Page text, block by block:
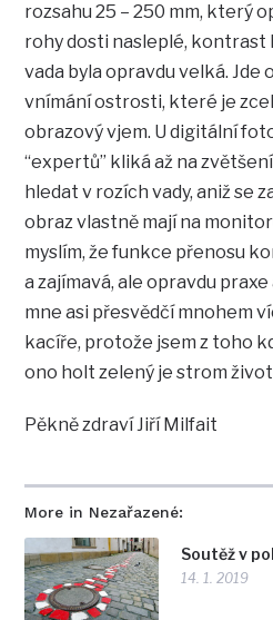
More in Nezařazené:
Soutěž v
14. 1. 2019
rozsahu 25 – 250 mm, který
rohy dosti nasleplé,
vada byla opravdu velká.
vnímání ostrosti, které je
obrazový vjem. U digitální
“expertů” kliká až na
hledat v rozích vady, aniž se
obraz vlastně mají na
myslím, že funkce přenosu
a zajímavá, ale opravdu
mne asi přesvědčí mnohem
kacíře, protože jsem z toho
ono holt zelený je strom
Pěkně zdraví Jiří Milfait